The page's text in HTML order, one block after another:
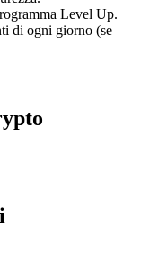
Level Up.
di ogni giorno (se